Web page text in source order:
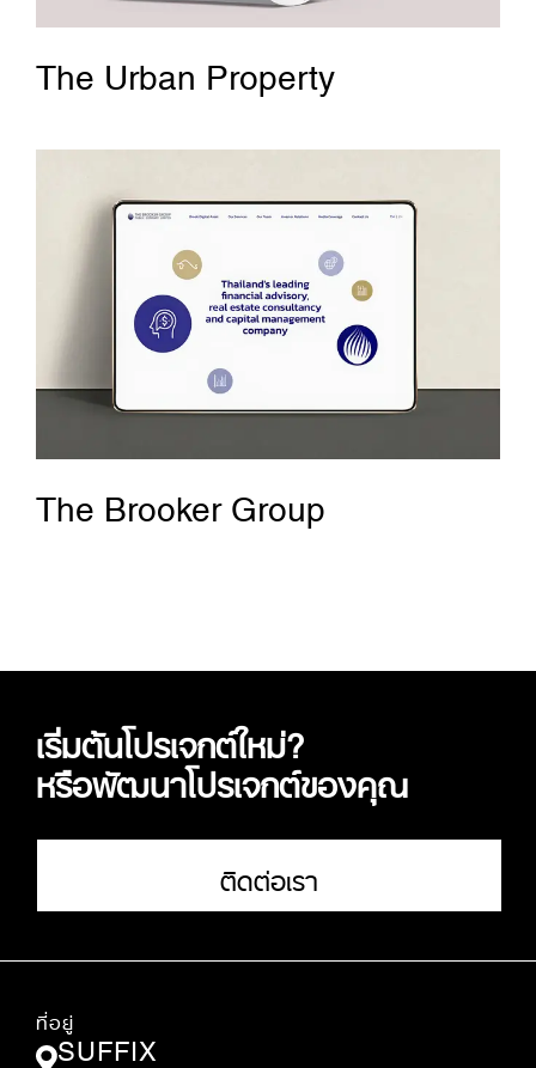
The Urban Property
The Brooker Group
เริ่มต้นโปรเจกต์ใหม่?
หรือพัฒนาโปรเจกต์ของคุณ
ติดต่อเรา
ที่อยู่
SUFFIX